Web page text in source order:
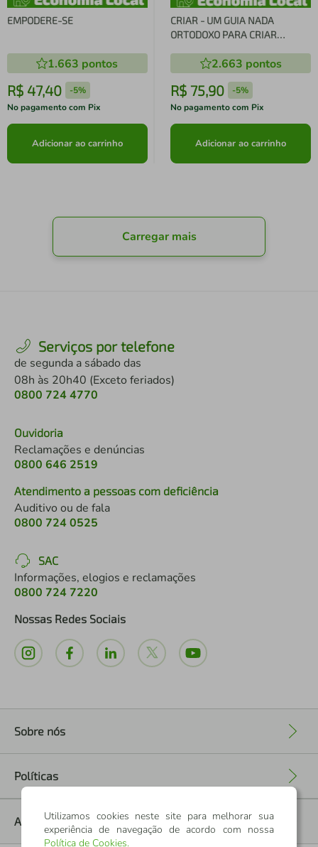
EMPODERE-SE
1.663 pontos
R$ 47,40 -5%
No pagamento com Pix
Adicionar ao carrinho
CRIAR - UM GUIA NADA
ORTODOXO PARA CRIAR
DIFERENÇA2.663 pontos
R$ 75,90 -5%
No pagamento com Pix
Adicionar ao carrinho
Carregar mais
Serviços por telefone
de segunda a sábado das
08h às 20h40 (Exceto feriados)
0800 724 4770
Ouvidoria
Reclamações e denúncias
0800 646 2519
Atendimento a pessoas com deficiência
Auditivo ou de fala
0800 724 0525
SAC
Informações, elogios e reclamações
0800 724 7220
Nossas Redes Sociais
Sobre nós
Políticas
Ajuda
Utilizamos cookies neste site para melhorar sua
experiência de navegação de acordo com nossa
Política de Cookies.